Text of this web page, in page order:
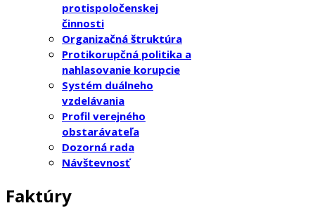
protispoločenskej
činnosti
Organizačná štruktúra
Protikorupčná politika a
nahlasovanie korupcie
Systém duálneho
vzdelávania
Profil verejného
obstarávateľa
Dozorná rada
Návštevnosť
Faktúry